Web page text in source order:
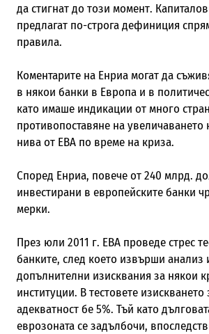
да стигнат до този момент.
предлагат по-строга дефиниция
правила.
Коментарите на Енриа могат да
в някои банки в Европа и в
като имаше индикации от много
противопоставяне на увеличаването
нива от EBA по време на криза.
Според Енриа, повече от 240 млрд.
инвестирани в европейските банки
мерки.
През юли 2011 г. EBA проведе стрес
банките, след което извърши анализ
допълнителни изисквания за някои
институции. В тестовете изискването
адекватност бе 5%. Тъй като
еврозоната се задълбочи,